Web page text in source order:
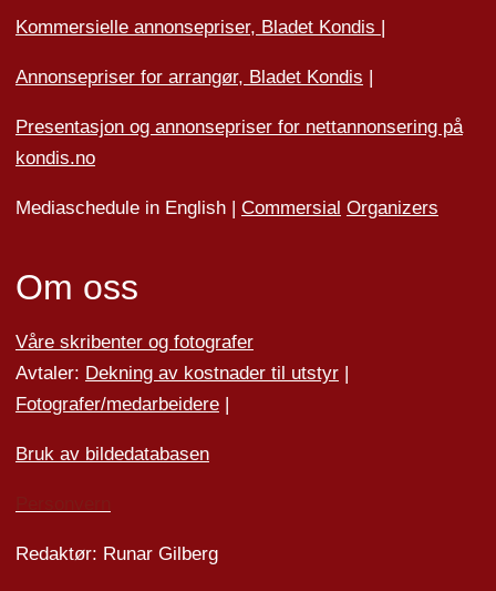
Kommersielle annonsepriser, Bladet Kondis |
Annonsepriser for arrangør, Bladet Kondis |
Presentasjon og annonsepriser for nettannonsering på
kondis.no
Mediaschedule in English | Commersial Organizers
Om oss
Våre skribenter og fotografer
Avtaler: Dekning av kostnader til utstyr|
Fotografer/medarbeidere|
Bruk av bildedatabasen
Redaktør: Runar Gilberg